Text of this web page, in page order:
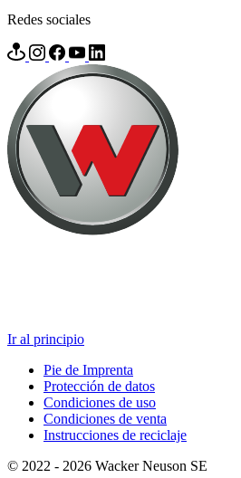
Redes sociales
Ir al principio
Pie de Imprenta
Protección de datos
Condiciones de uso
Condiciones de venta
Instrucciones de reciclaje
© 2022 - 2026 Wacker Neuson SE